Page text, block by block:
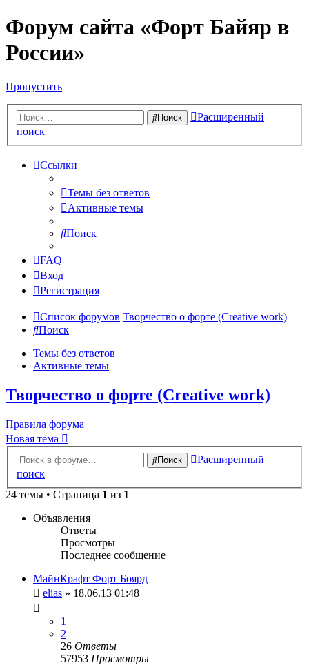
Форум сайта «Форт Байяр в
России»
Пропустить
Поиск
Расширенный
поиск
Ссылки
Темы без ответов
Активные темы
Поиск
FAQ
Вход
Регистрация
Список форумов Творчество о форте (Creative work)
Поиск
Темы без ответов
Активные темы
Творчество о форте (Creative work)
Правила форума
Новая тема
Поиск
Расширенный
поиск
24 темы • Страница 1 из 1
Объявления
Ответы
Просмотры
Последнее сообщение
МайнКрафт Форт Боярд
elias » 18.06.13 01:48
1
2
26 Ответы
57953 Просмотры